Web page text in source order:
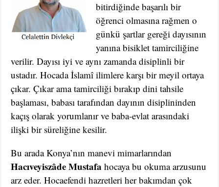
bitirdiğinde başarılı bir
öğrenci olmasına rağmen o
günkü şartlar gereği dayısının
yanına bisiklet tamirciliğine
verilir. Dayısı iyi ve aynı zamanda disiplinli bir
ustadır. Hocada İslamî ilimlere karşı bir meyil ortaya
çıkar. Çıkar ama tamirciliği bırakıp dini tahsile
başlaması, babası tarafından dayının disiplininden
kaçış olarak yorumlanır ve baba-evlat arasındaki
ilişki bir süreliğine kesilir.
Bu arada Konya’nın manevi mimarlarından
Hacıveyiszâde Mustafa hocaya bu okuma arzusunu
arz eder. Hocaefendi hazretleri her bakımdan çok